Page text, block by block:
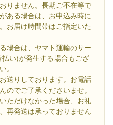
りません。長期ご不在等で
ある場合は、お申込み時に
お届け時間帯はご指定いた
場合は、ヤマト運輸のサー
い)が発生する場合もござ
。
送りしております。お電話
のでご了承くださいませ。
ただけなかった場合、お礼
再発送は承っておりません